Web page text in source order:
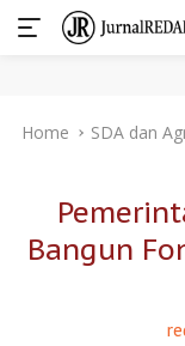
Home SDA dan
Bangun